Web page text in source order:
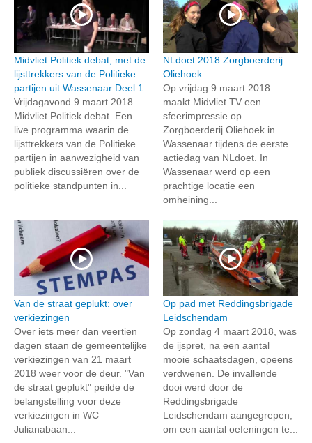
Midvliet Politiek debat, met de
lijsttrekkers van de Politieke
partijen uit Wassenaar Deel 1
Vrijdagavond 9 maart 2018.
Midvliet Politiek debat. Een
live programma waarin de
lijsttrekkers van de Politieke
partijen in aanwezigheid van
publiek discussiëren over de
politieke standpunten in...
NLdoet 2018 Zorgboerderij
Oliehoek
Op vrijdag 9 maart 2018
maakt Midvliet TV een
sfeerimpressie op
Zorgboerderij Oliehoek in
Wassenaar tijdens de eerste
actiedag van NLdoet. In
Wassenaar werd op een
prachtige locatie een
omheining...
Van de straat geplukt: over
verkiezingen
Over iets meer dan veertien
dagen staan de gemeentelijke
verkiezingen van 21 maart
2018 weer voor de deur. "Van
de straat geplukt" peilde de
belangstelling voor deze
verkiezingen in WC
Julianabaan...
Op pad met Reddingsbrigade
Leidschendam
Op zondag 4 maart 2018, was
de ijspret, na een aantal
mooie schaatsdagen, opeens
verdwenen. De invallende
dooi werd door de
Reddingsbrigade
Leidschendam aangegrepen,
om een aantal oefeningen te...